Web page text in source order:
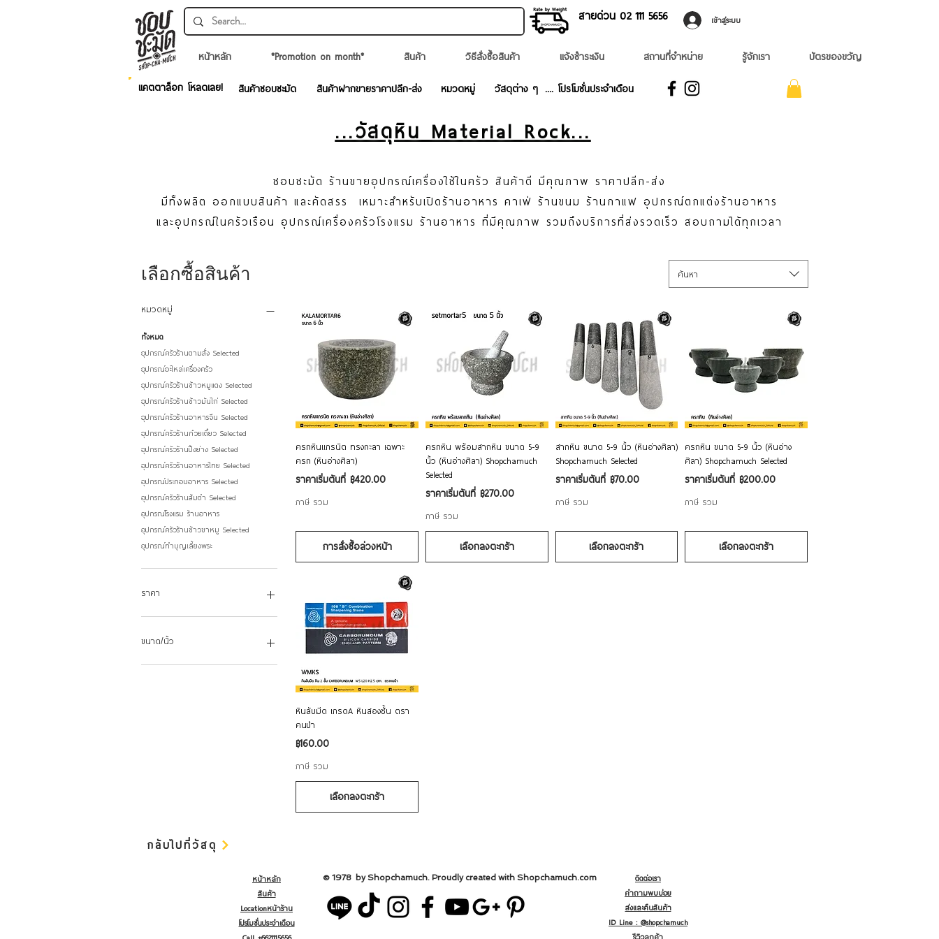
สายด่วน 02 ​111 5656 เข้าสู่ระบบ
หน้าหลัก *Promotion on month* สินค้า วิธีสั่งซื้อสินค้า แจ้งชำระเงิน สถานที่จำหน่าย รู้จักเรา บัตรของขวัญ
สินค้าชอบชะมัด สินค้าฝากขายราคาปลีก-ส่ง หมวดหมู่ วัสดุต่าง ๆ .... โปรโมชั่นประจำเดือน
แคตตาล็อก โหลดเลย!
...วัสดุหิน Material Rock...
ชอบชะมัด ร้านขายอุปกรณ์เครื่องใช้ในครัว สินค้าดี มีคุณภาพ ราคาปลีก-ส่ง
มีทั้งผลิต ออกแบบสินค้า และคัดสรร เหมาะสำหรับเปิดร้านอาหาร คาเฟ่ ร้านขนม ร้านกาแฟ อุปกรณ์ตกแต่งร้านอาหาร
และอุปกรณ์ในครัวเรือน อุปกรณ์เครื่องครัวโรงแรม ร้านอาหาร ที่มีคุณภาพ รวมถึงบริการที่ส่งรวดเร็ว สอบถามได้ทุกเวลา
เลือกซื้อสินค้า
หมวดหมู่
ทั้งหมด
อุปกรณ์ครัวร้านตามสั่ง Selected
อุปกรณ์อะไหล่เครื่องครัว
อุปกรณ์ครัวร้านข้าวหมูแดง Selected
อุปกรณ์ครัวร้านข้าวมันไก่ Selected
อุปกรณ์ครัวร้านอาหารจีน Selected
อุปกรณ์ครัวร้านก๋วยเตี๋ยว Selected
อุปกรณ์ครัวร้านปิ้งย่าง Selected
อุปกรณ์ครัวร้านอาหารไทย Selected
อุปกรณ์ประกอบอาหาร Selected
อุปกรณ์ครัวร้านส้มตำ Selected
อุปกรณ์โรงแรม ร้านอาหาร
อุปกรณ์ครัวร้านข้าวขาหมู Selected
อุปกรณ์ทำบุญเลี้ยงพระ
ราคา
ขนาด/นิ้ว
5
ค้นหา
ดูข้อมูลด่วน
ครกหินแกรนิต ทรงกะลา เฉพาะ
ครก (หินอ่างศิลา)
ราคาเริ่มต้นที่ ฿420.00
ราคาขายลด
ภาษี รวม
การสั่งซื้อล่วงหน้า
ดูข้อมูลด่วน
ครกหิน พร้อมสากหิน ขนาด 5-9
นิ้ว (หินอ่างศิลา) Shopchamuch
Selected
ราคาเริ่มต้นที่ ฿270.00
ราคาขายลด
ภาษี รวม
เลือกลงตะกร้า
ดูข้อมูลด่วน
สากหิน ขนาด 5-9 นิ้ว (หินอ่างศิลา)
Shopchamuch Selected
ราคาเริ่มต้นที่ ฿70.00
ราคาขายลด
ภาษี รวม
เลือกลงตะกร้า
ดูข้อมูลด่วน
ครกหิน ขนาด 5-9 นิ้ว (หินอ่าง
ศิลา) Shopchamuch Selected
ราคาเริ่มต้นที่ ฿200.00
ราคาขายลด
ภาษี รวม
เลือกลงตะกร้า
ดูข้อมูลด่วน
หินลับมีด เกรดA หินสองชั้น ตรา
คนป่า
ราคา
฿160.00
ภาษี รวม
เลือกลงตะกร้า
กลับไปที่วัสดุ
หน้าหลัก
สินค้า
Locationหน้าร้าน
โปรโมชั่นประจำเดือน
ติดต่อเรา
คำถามพบบ่อย
ส่งและคืนสินค้า
ID Line : @shopchamuch
© 1978 by Shopchamuch. Proudly created with Shopchamuch.com